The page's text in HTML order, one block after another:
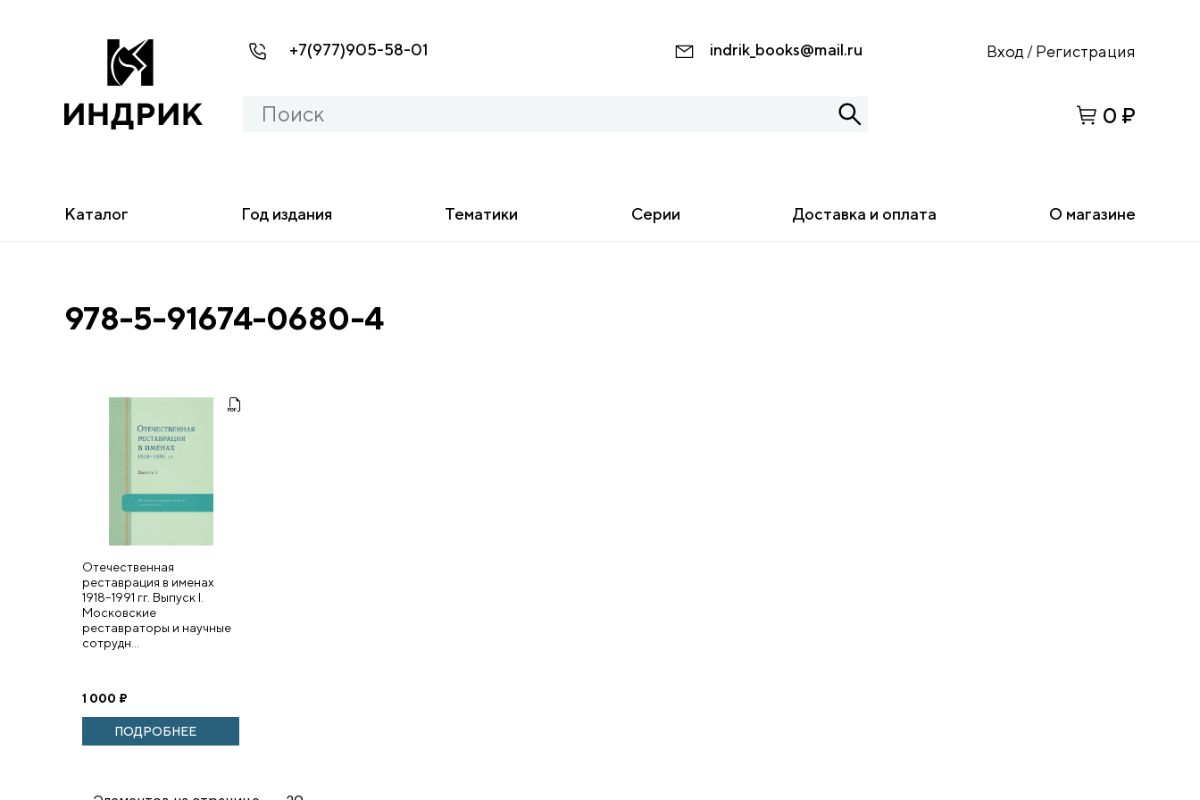
+7(977)905-58-01 indrik_books@mail.ru Вход / Регистрация
0 ₽
Каталог Год издания Тематики Серии Доставка и оплата О магазине
978-5-91674-0680-4
Отечественная
реставрация в именах
1918–1991 гг. Выпуск I.
Московские
реставраторы и научные
сотрудн...
1 000 ₽
ПОДРОБНЕЕ